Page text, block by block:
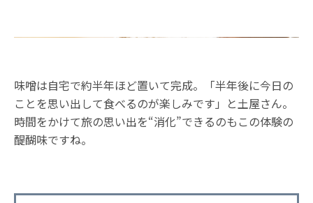
味噌は自宅で約半年ほど置いて完成。「半年後に今日の
ことを思い出して食べるのが楽しみです」と土屋さん。
時間をかけて旅の思い出を“消化”できるのもこの体験の
醍醐味ですね。